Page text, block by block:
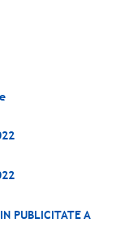
PUBLICITATE A